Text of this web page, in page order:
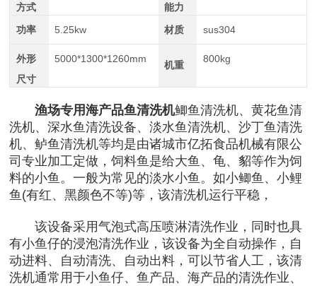
方式
能力
功率 5.25kw 材质 sus304
外形
尺寸
5000*1300*1260mm
机重
800kg
渔场专用海产品鱼清洗机鲫鱼清洗机、黄花鱼清
洗机、深水鱼清洗设备、淡水鱼清洗机、沙丁鱼清洗
机、鲈鱼清洗机等均是由诸城市亿拓食品机械有限公
司专业加工定做，饲料鱼是给大鱼、龟、貂等作为饲
料的小鱼。一般为常见的淡水小鱼。如小鲫鱼、小鲤
鱼(有红、黑颜色不等)等，该清洗机运行平稳，
该设备采用气泡式高压喷淋清洗作业，同时也具
有小鱼仔的浸泡清洗作业，该设备为全自动操作，自
动进料、自动清洗、自动出料，可以节省人工，该清
洗机通常用于小鱼仔、鱼产品、海产品的清洗作业、